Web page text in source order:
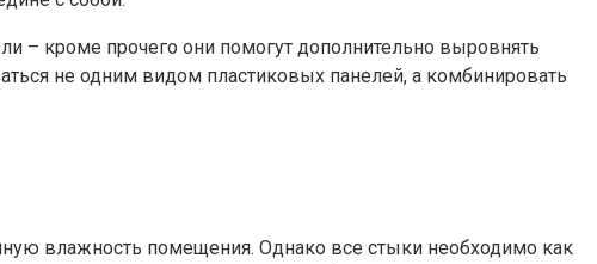
– кроме прочего они помогут дополнительно выровнять
не одним видом пластиковых панелей, а комбинировать
влажность помещения. Однако все стыки необходимо как